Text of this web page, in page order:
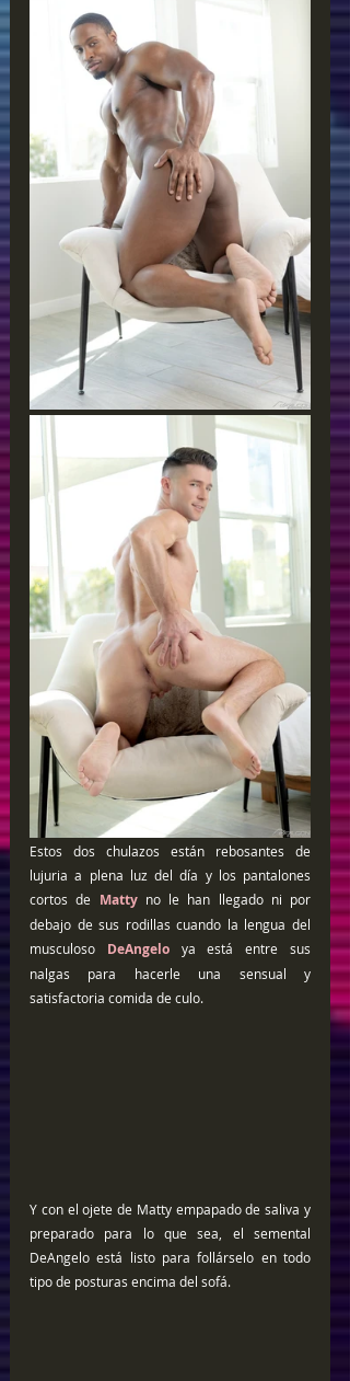
Estos dos chulazos están rebosantes de
lujuria a plena luz del día y los pantalones
cortos de Matty no le han llegado ni por
debajo de sus rodillas cuando la lengua del
musculoso DeAngelo ya está entre sus
nalgas para hacerle una sensual y
satisfactoria comida de culo.
Y con el ojete de Matty empapado de saliva y
preparado para lo que sea, el semental
DeAngelo está listo para follárselo en todo
tipo de posturas encima del sofá.